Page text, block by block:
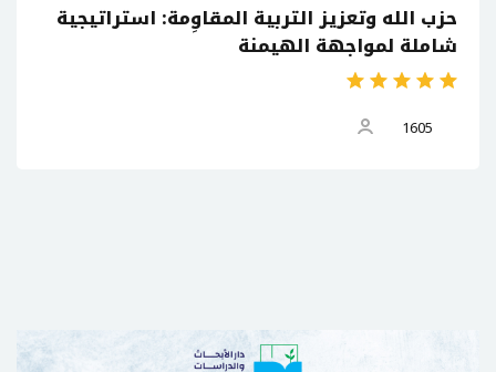
حزب الله وتعزيز التربية المقاوِمة: استراتيجية
شاملة لمواجهة الهيمنة
1605